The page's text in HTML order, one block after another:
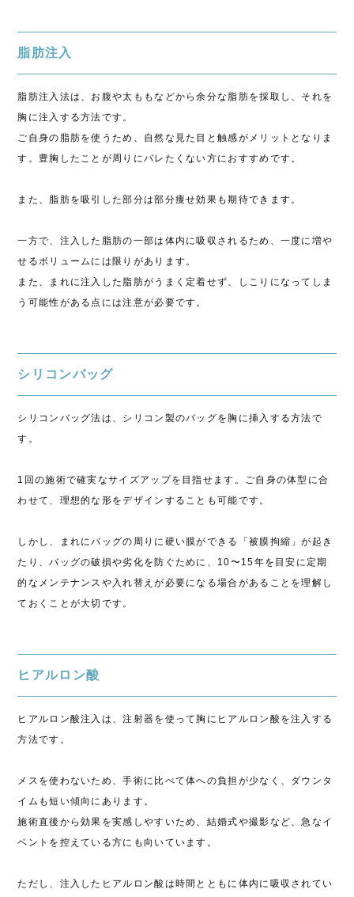
脂肪注入
脂肪注入法は、お腹や太ももなどから余分な脂肪を採取し、それを
胸に注入する方法です。
ご自身の脂肪を使うため、自然な見た目と触感がメリットとなりま
す。豊胸したことが周りにバレたくない方におすすめです。
また、脂肪を吸引した部分は部分痩せ効果も期待できます。
一方で、注入した脂肪の一部は体内に吸収されるため、一度に増や
せるボリュームには限りがあります。
また、まれに注入した脂肪がうまく定着せず、しこりになってしま
う可能性がある点には注意が必要です。
シリコンバッグ
シリコンバッグ法は、シリコン製のバッグを胸に挿入する方法で
す。
1回の施術で確実なサイズアップを目指せます。ご自身の体型に合
わせて、理想的な形をデザインすることも可能です。
しかし、まれにバッグの周りに硬い膜ができる「被膜拘縮」が起き
たり、バッグの破損や劣化を防ぐために、10〜15年を目安に定期
的なメンテナンスや入れ替えが必要になる場合があることを理解し
ておくことが大切です。
ヒアルロン酸
ヒアルロン酸注入は、注射器を使って胸にヒアルロン酸を注入する
方法です。
メスを使わないため、手術に比べて体への負担が少なく、ダウンタ
イムも短い傾向にあります。
施術直後から効果を実感しやすいため、結婚式や撮影など、急なイ
ベントを控えている方にも向いています。
ただし、注入したヒアルロン酸は時間とともに体内に吸収されてい